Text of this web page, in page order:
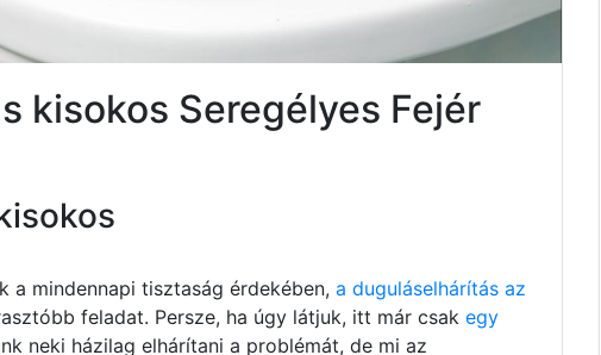
kisokos Seregélyes Fejér
a mindennapi tisztaság érdekében, a duguláselhárítás az
feladat. Persze, ha úgy látjuk, itt már csak egy
neki házilag elhárítani a problémát, de mi az